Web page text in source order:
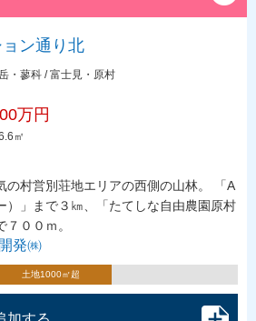
ン通り北
・蓼科 / 富士見・原村
万円
㎡
の村営別荘地エリアの西側の山林。 「A
）」まで３㎞、「たてしな自由農園原村
００ｍ。
発㈱
土地1000㎡超